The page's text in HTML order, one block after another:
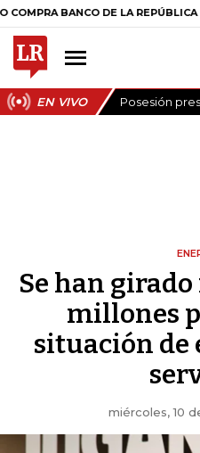
BANCO DE LA REPÚBLICA $
EN VIVO Posesión
Se han
millones
situación de
miércoles, 10